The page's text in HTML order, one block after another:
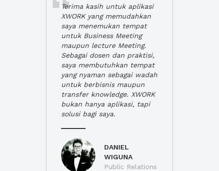
Terima kasih untuk aplikasi
XWORK yang memudahkan
saya menemukan tempat
untuk Business Meeting
maupun lecture Meeting.
Sebagai dosen dan praktisi,
saya membutuhkan tempat
yang nyaman sebagai wadah
untuk berbisnis maupun
transfer knowledge. XWORK
bukan hanya aplikasi, tapi
solusi bagi saya.
DANIEL
WIGUNA
Public Relations